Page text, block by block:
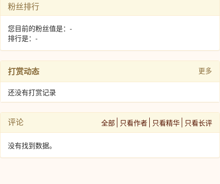
粉丝排行
您目前的粉丝值是：-
排行是：-
打赏动态 更多
还没有打赏记录
评论 全部 只看作者 只看精华 只看长评
没有找到数据。